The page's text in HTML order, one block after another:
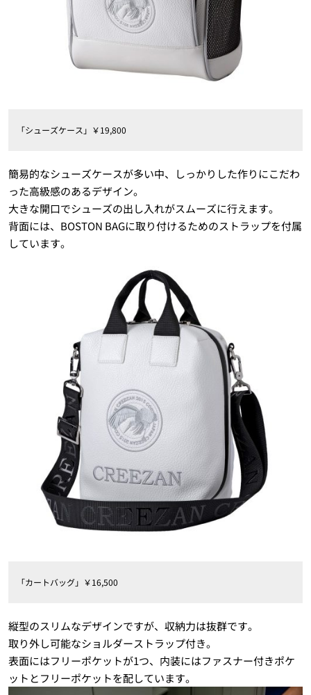
「シューズケース」￥19,800
簡易的なシューズケースが多い中、しっかりした作りにこだわ
った高級感のあるデザイン。
大きな開口でシューズの出し入れがスムーズに行えます。
背面には、BOSTON BAGに取り付けるためのストラップを付属
しています。
「カートバッグ」￥16,500
縦型のスリムなデザインですが、収納力は抜群です。
取り外し可能なショルダーストラップ付き。
表面にはフリーポケットが1つ、内装にはファスナー付きポケ
ットとフリーポケットを配しています。